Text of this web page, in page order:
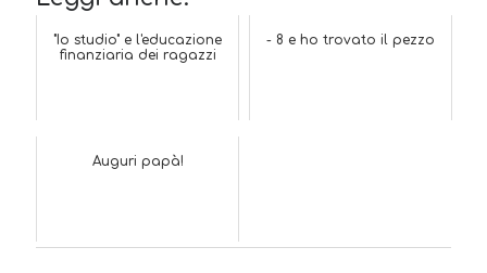
"Io studio" e l'educazione
finanziaria dei ragazzi
- 8 e ho trovato il pezzo
Auguri papà!